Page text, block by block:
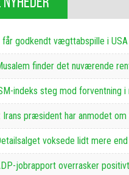
får godkendt vægttabspille i
finder det nuværende
indeks steg mod forventning
Irans præsident har anmodet om
voksede lidt mere
jobrapport overrasker